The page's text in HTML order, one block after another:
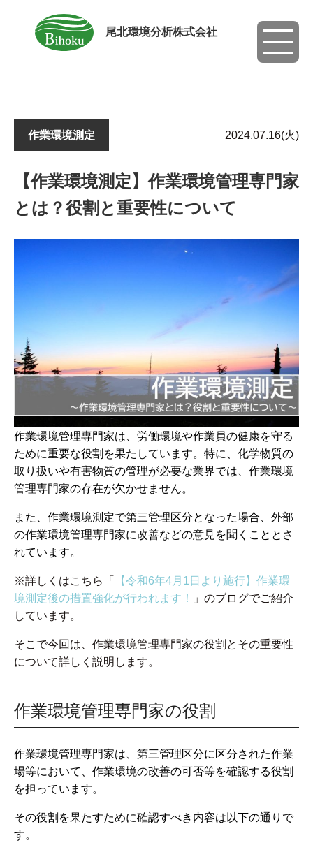
尾北環境分析株式会社
toggle
作業環境測定 2024.07.16(火)
【作業環境測定】作業環境管理専門家
とは？役割と重要性について
作業環境管理専門家は、労働環境や作業員の健康を守る
ために重要な役割を果たしています。特に、化学物質の
取り扱いや有害物質の管理が必要な業界では、作業環境
管理専門家の存在が欠かせません。
また、作業環境測定で第三管理区分となった場合、外部
の作業環境管理専門家に改善などの意見を聞くこととさ
れています。
※詳しくはこちら「
【令和6年4月1日より施行】作業環
境測定後の措置強化が行われます！
」のブログでご紹介
しています。
そこで今回は、作業環境管理専門家の役割とその重要性
について詳しく説明します。
作業環境管理専門家の役割
作業環境管理専門家は、第三管理区分に区分された作業
場等において、作業環境の改善の可否等を確認する役割
を担っています。
その役割を果たすために確認すべき内容は以下の通りで
す。